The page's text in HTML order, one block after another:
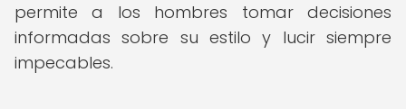
permite a los hombres tomar decisiones
informadas sobre su estilo y lucir siempre
impecables.